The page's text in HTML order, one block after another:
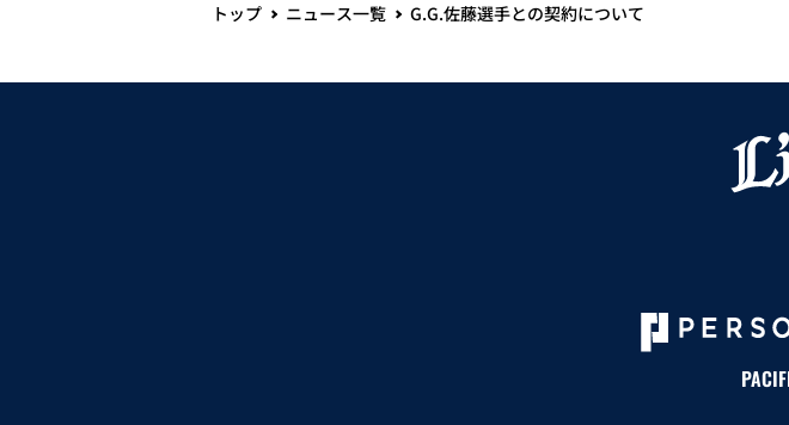
トップ ニュース一覧 G.G.佐藤選手との契約について